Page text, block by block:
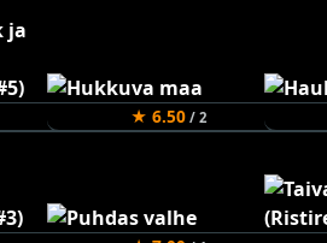
★ 6.50/ 2